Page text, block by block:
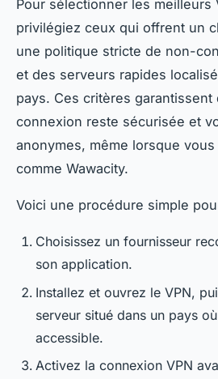
Pour sélectionner les meilleurs
privilégiez ceux qui offrent un
une politique stricte de non-
et des serveurs rapides
pays. Ces critères garantissent
connexion reste sécurisée et
anonymes, même lorsque
comme Wawacity.
Voici une procédure simple
Choisissez un fournisseur
son application.
Installez et ouvrez le VPN,
serveur situé dans un pays
accessible.
Activez la connexion VPN